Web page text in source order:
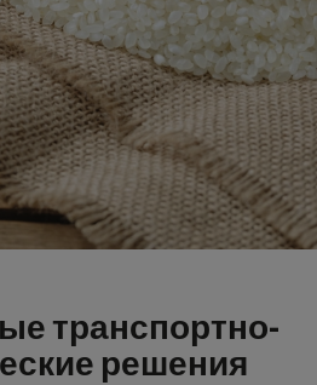
транспортно-
решения